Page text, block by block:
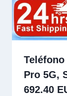
Pro 5G,
692.40